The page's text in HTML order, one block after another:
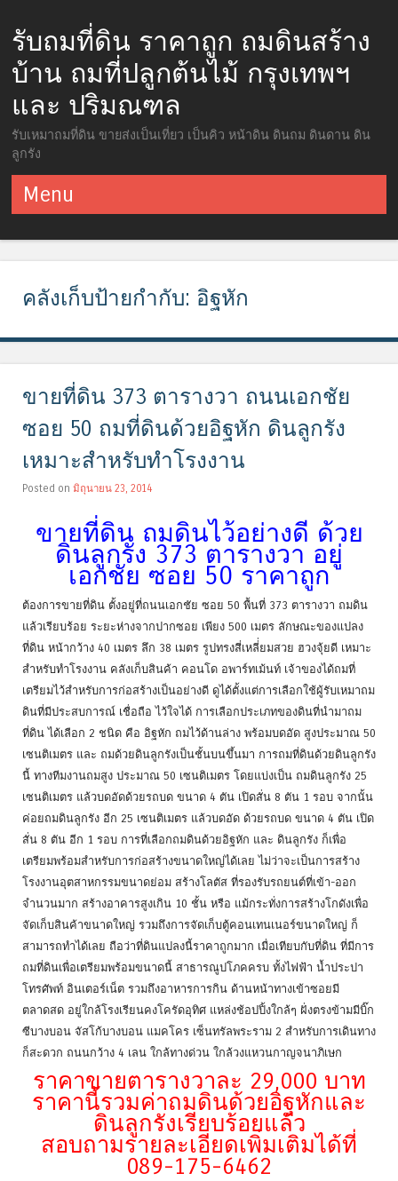
รับถมที่ดิน ราคาถูก ถมดินสร้าง
บ้าน ถมที่ปลูกต้นไม้ กรุงเทพฯ
และ ปริมณฑล
รับเหมาถมที่ดิน ขายส่งเป็นเที่ยว เป็นคิว หน้าดิน ดินถม ดินดาน ดิน
ลูกรัง
Menu
คลังเก็บป้ายกำกับ: อิฐหัก
ขายที่ดิน 373 ตารางวา ถนนเอกชัย
ซอย 50 ถมที่ดินด้วยอิฐหัก ดินลูกรัง
เหมาะสำหรับทำโรงงาน
Posted on มิถุนายน 23, 2014
ขายที่ดิน ถมดินไว้อย่างดี ด้วย
ดินลูกรัง 373 ตารางวา อยู่
เอกชัย ซอย 50 ราคาถูก
ต้องการขายที่ดิน ตั้งอยู่ที่ถนนเอกชัย ซอย 50 พื้นที่ 373 ตารางวา ถมดิน
แล้วเรียบร้อย ระยะห่างจากปากซอย เพียง 500 เมตร ลักษณะของแปลง
ที่ดิน หน้ากว้าง 40 เมตร ลึก 38 เมตร รูปทรงสี่เหลี่่ยมสวย ฮวงจุ้ยดี เหมาะ
สำหรับทำโรงงาน คลังเก็บสินค้า คอนโด อพาร์ทเม้นท์ เจ้าของได้ถมที่
เตรียมไว้สำหรับการก่อสร้างเป็นอย่างดี ดูได้ตั้งแต่การเลือกใช้ผู้รับเหมาถม
ดินที่มีประสบการณ์ เชื่อถือ ไว้ใจได้ การเลือกประเภทของดินที่นำมาถม
ที่ดิน ได้เลือก 2 ชนิด คือ อิฐหัก ถมไว้ด้านล่าง พร้อมบดอัด สูงประมาณ 50
เซนติเมตร และ ถมด้วยดินลูกรังเป็นชั้นบนขึ้นมา การถมที่ดินด้วยดินลูกรัง
นี้ ทางทีมงานถมสูง ประมาณ 50 เซนติเมตร โดยแบ่งเป็น ถมดินลูกรัง 25
เซนติเมตร แล้วบดอัดด้วยรถบด ขนาด 4 ตัน เปิดสั่น 8 ตัน 1 รอบ จากนั้น
ค่อยถมดินลูกรัง อีก 25 เซนติเมตร แล้วบดอัด ด้วยรถบด ขนาด 4 ตัน เปิด
สั่น 8 ตัน อีก 1 รอบ การที่เลือกถมดินด้วยอิฐหัก และ ดินลูกรัง ก็เพื่อ
เตรียมพร้อมสำหรับการก่อสร้างขนาดใหญ่ได้เลย ไม่ว่าจะเป็นการสร้าง
โรงงานอุตสาหกรรมขนาดย่อม สร้างโลตัส ที่รองรับรถยนต์ที่เข้า-ออก
จำนวนมาก สร้างอาคารสูงเกิน 10 ชั้น หรือ แม้กระทั่งการสร้างโกดังเพื่อ
จัดเก็บสินค้าขนาดใหญ่ รวมถึงการจัดเก็บตู้คอนเทนเนอร์ขนาดใหญ่ ก็
สามารถทำได้เลย ถือว่าที่ดินแปลงนี้ราคาถูกมาก เมื่อเทียบกับที่ดิน ที่มีการ
ถมที่ดินเพื่อเตรียมพร้อมขนาดนี้ สาธารณูปโภคครบ ทั้งไฟฟ้า น้ำประปา
โทรศัพท์ อินเตอร์เน็ต รวมถึงอาหารการกิน ด้านหน้าทางเข้าซอยมี
ตลาดสด อยู่ใกล้โรงเรียนคงโครัดอุทิศ แหล่งช้อปปิ้งใกล้ๆ ฝั่งตรงข้ามมีบิ๊ก
ซีบางบอน จัสโก้บางบอน แมคโคร เซ็นทรัลพระราม 2 สำหรับการเดินทาง
ก็สะดวก ถนนกว้าง 4 เลน ใกล้ทางด่วน ใกล้วงแหวนกาญจนาภิเษก
ราคาขายตารางวาละ 29,000 บาท
ราคานี้รวมค่าถมดินด้วยอิฐหักและ
ดินลูกรังเรียบร้อยแล้ว
สอบถามรายละเอียดเพิ่มเติมได้ที่
089-175-6462